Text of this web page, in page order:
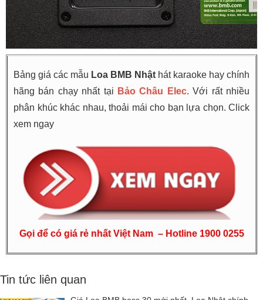
Bảng giá các mẫu Loa BMB Nhật hát karaoke hay chính
hãng bán chạy nhất tại Bảo Châu Elec. Với rất nhiều
phân khúc khác nhau, thoải mái cho bạn lựa chọn. Click
xem ngay
Gọi để có giá rẻ nhất Việt Nam – Hotline 1900 0255
Tin tức liên quan